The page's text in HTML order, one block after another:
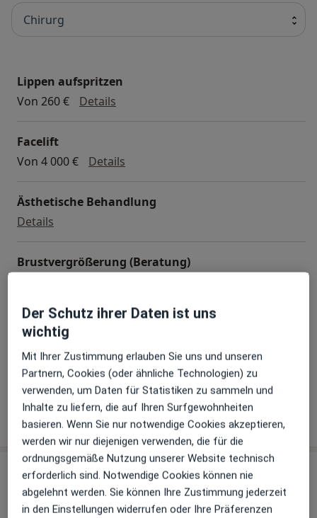
Chirurg
Lippen aufspritzen
Von 260 €
Details
Facelift
Von 4 000 €
Details
Ästhetische Behandlung
Details
Brustvergrößerung (Beratung)
Bruststraffung (Beratung)
60 €
Details
+ 19 Terminarten
Wie funktioniert die Preisbildung?
Behandler:innen Überprüfe meine Versicherung
Chirurg
Der Schutz ihrer Daten ist uns
wichtig
Mit Ihrer Zustimmung erlauben Sie uns und unseren
Partnern, Cookies (oder ähnliche Technologien) zu
verwenden, um Daten für Statistiken zu sammeln und
Inhalte zu liefern, die auf Ihren Surfgewohnheiten
basieren. Wenn Sie nur notwendige Cookies akzeptieren,
werden wir nur diejenigen verwenden, die für die
ordnungsgemäße Nutzung unserer Website technisch
erforderlich sind. Notwendige Cookies können nie
abgelehnt werden. Sie können Ihre Zustimmung jederzeit
in den Einstellungen widerrufen oder Ihre Präferenzen